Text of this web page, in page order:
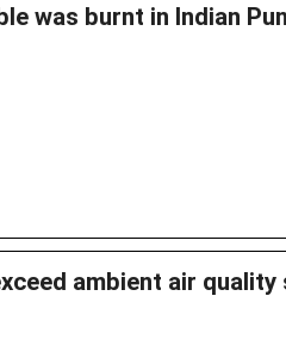
was burnt in Indian
ambient air quality